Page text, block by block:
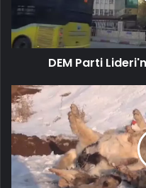
DEM Parti
Yüksekova'da
Ölü
Köpekler
Bulundu,
Hayvanseverlerden
Tepki